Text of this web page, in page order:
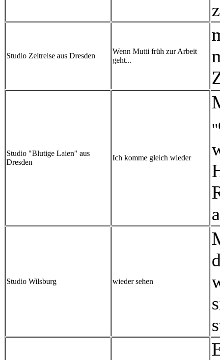
Studio Zeitreise aus Dresden
Wenn Mutti früh zur Arbeit
geht...
Studio "Blutige Laien" aus
Dresden
Ich komme gleich wieder
"
Studio Wilsburg wieder sehen